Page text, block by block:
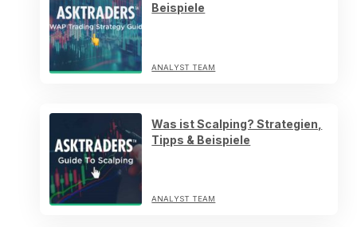
Beispiele
ANALYST TEAM
Was ist Scalping? Strategien,
Tipps & Beispiele
ANALYST TEAM